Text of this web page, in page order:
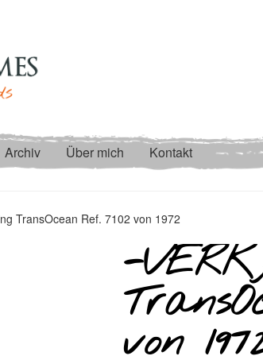
Archiv Über mich Kontakt
TransOcean Ref. 7102 von 1972
-
von